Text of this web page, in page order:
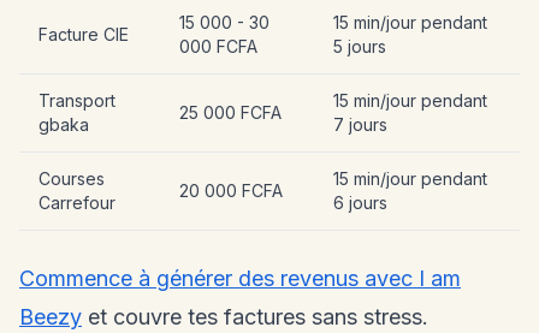
Facture CIE
15 000 - 30
000 FCFA
15 min/jour pendant
5 jours
Transport
gbaka
25 000 FCFA
15 min/jour pendant
7 jours
Courses
Carrefour
20 000 FCFA
15 min/jour pendant
6 jours
Commence à générer des revenus avec I am
Beezy et couvre tes factures sans stress.